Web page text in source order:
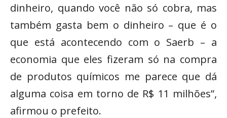
dinheiro, quando você não só cobra, mas
também gasta bem o dinheiro – que é o
que está acontecendo com o Saerb – a
economia que eles fizeram só na compra
de produtos químicos me parece que dá
alguma coisa em torno de R$ 11 milhões”,
afirmou o prefeito.